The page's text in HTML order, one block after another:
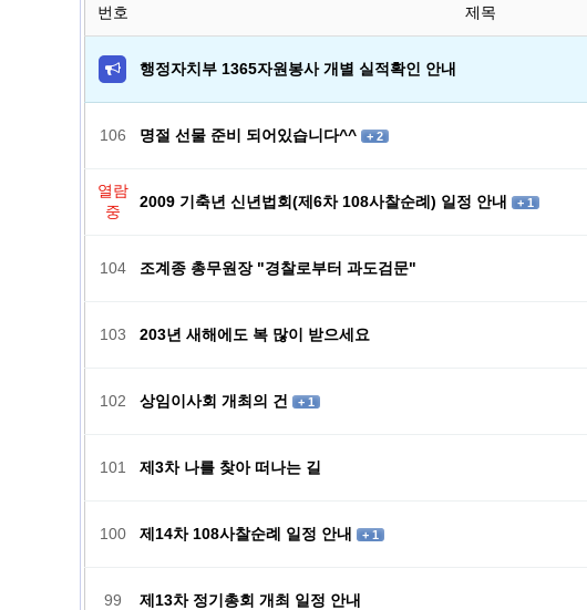
번호 제목
행정자치부 1365자원봉사 개별 실적확인 안내
106 명절 선물 준비 되어있습니다^^ + 2
열람
중
2009 기축년 신년법회(제6차 108사찰순례) 일정 안내 + 1
104 조계종 총무원장 "경찰로부터 과도검문"
103 203년 새해에도 복 많이 받으세요
102 상임이사회 개최의 건 + 1
101 제3차 나를 찾아 떠나는 길
100 제14차 108사찰순례 일정 안내 + 1
99 제13차 정기총회 개최 일정 안내